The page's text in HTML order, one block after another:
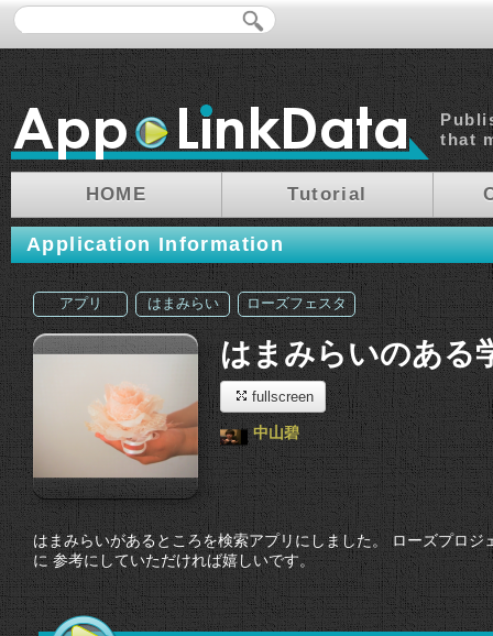
that
HOME Tutorial
Application Information
アプリ はまみらい ローズフェスタ
はまみらいのある
fullscreen
中山碧
はまみらいがあるところを検索アプリにしました。 ローズプロ
に 参考にしていただければ嬉しいです。